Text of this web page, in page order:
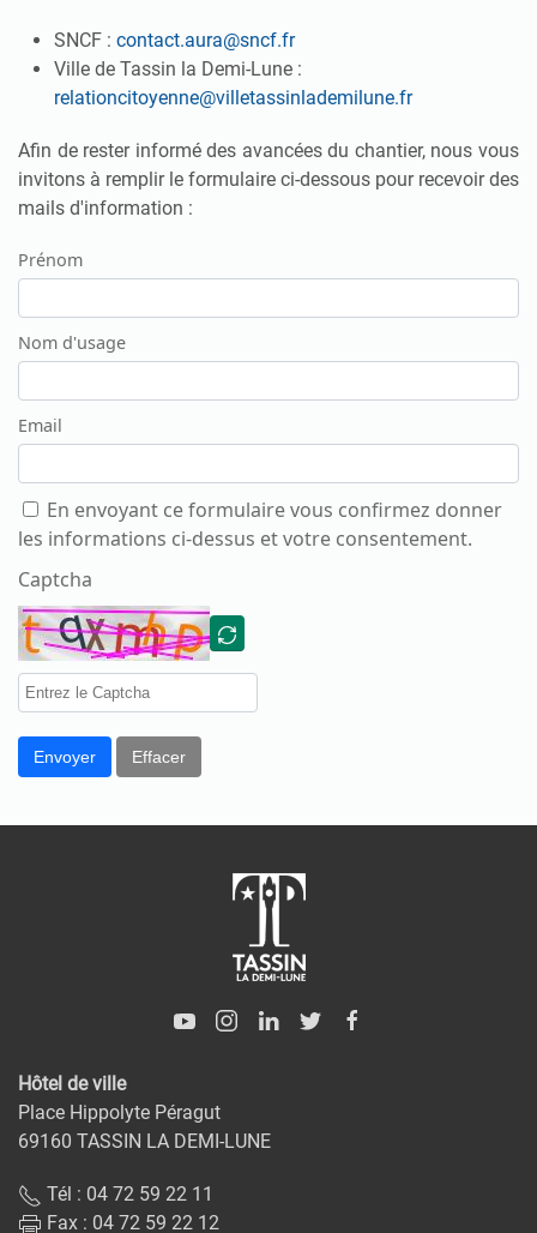
SNCF : contact.aura@sncf.fr
Ville de Tassin la Demi-Lune :
relationcitoyenne@villetassinlademilune.fr
Afin de rester informé des avancées du chantier, nous vous
invitons à remplir le formulaire ci-dessous pour recevoir des
mails d'information :
Prénom
Nom d'usage
Email
En envoyant ce formulaire vous confirmez donner
les informations ci-dessus et votre consentement.
Captcha
Envoyer Effacer
Hôtel de ville
Place Hippolyte Péragut
69160 TASSIN LA DEMI-LUNE
Tél : 04 72 59 22 11
Fax : 04 72 59 22 12